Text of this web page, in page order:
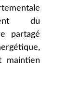
du
partagé
maintien